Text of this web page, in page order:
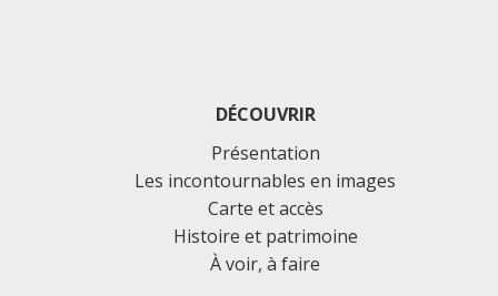
DÉCOUVRIR
Présentation
Les incontournables en images
Carte et accès
Histoire et patrimoine
À voir, à faire